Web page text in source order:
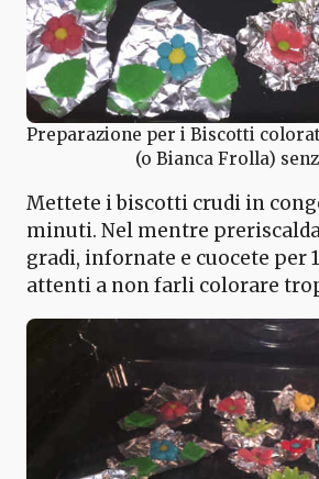
Preparazione per i Biscotti
(o Bianca Frolla)
Mettete i biscotti crudi in
minuti. Nel mentre
gradi, infornate e cuocete per
attenti a non farli colorare